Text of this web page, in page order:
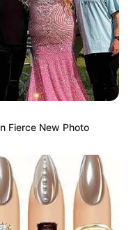
Fierce New Photo